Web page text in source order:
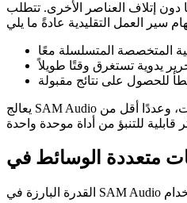
إتلاف العناصر الأخرى. تتطلب
المتخصصة المتسلسلة معًا
للحصول على نتائج مقبولة
يعالج SAM Audio هذا التجزئة من خلال تقديم نموذج واحد يقوم بالفصل باللغة الطبيعية أو النقرات على الشاشة أو تحديد النطاق الزمني. بالنسبة للمبدعين، هذا يعني عددًا أقل من التطبيقات، وعددًا أقل من